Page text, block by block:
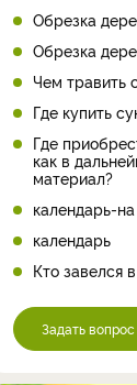
Обрезка
Обрезка
Чем травить
Где купить
Где
как в
материал?
календарь-
календарь
Кто завелся
Задать вопрос